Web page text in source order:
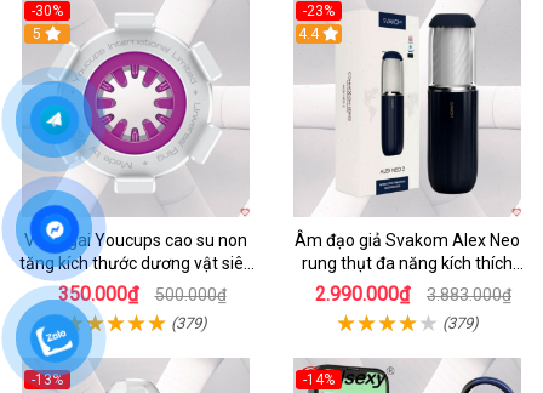
-30%
5
Vòng gai Youcups cao su non
tăng kích thước dương vật siêu
kích thích
350.000₫ 500.000₫
(379)
-23%
4.4
Âm đạo giả Svakom Alex Neo
rung thụt đa năng kích thích
mạnh
2.990.000₫ 3.883.000₫
(379)
-13% -14%